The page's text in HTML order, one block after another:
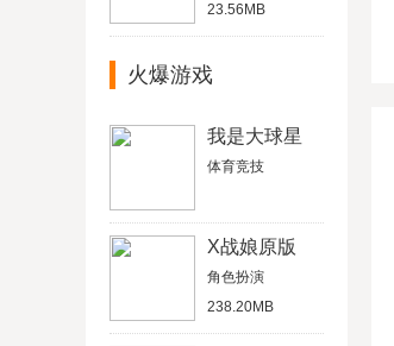
23.56MB
火爆游戏
我是大球星
体育竞技
X战娘原版
角色扮演
238.20MB